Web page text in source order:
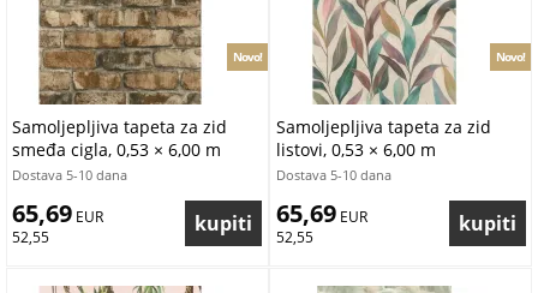
Samoljepljiva tapeta za zid
smeđa cigla, 0,53 × 6,00 m
Novo!
Dostava 5-10 dana
65,69 EUR
52,55
Samoljepljiva tapeta za zid
listovi, 0,53 × 6,00 m
Novo!
Dostava 5-10 dana
65,69 EUR
52,55